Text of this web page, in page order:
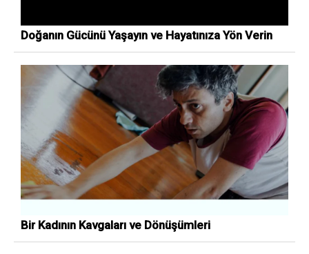
Doğanın Gücünü Yaşayın ve Hayatınıza Yön Verin
Bir Kadının Kavgaları ve Dönüşümleri